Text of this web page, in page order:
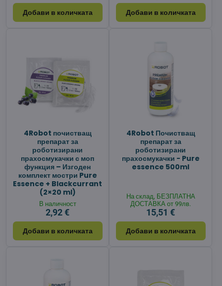
Добави в количката Добави в количката
4Robot почистващ
препарат за
роботизирани
прахосмукачки с моп
функция – Изгоден
комплект мостри Pure
Essence + Blackcurrant
(2×20 ml)
В наличност
2,92 €
Добави в количката
4Robot Почистващ
препарат за
роботизирани
прахосмукачки - Pure
essence 500ml
На склад, БЕЗПЛАТНА
ДОСТАВКА от 99лв.
15,51 €
Добави в количката